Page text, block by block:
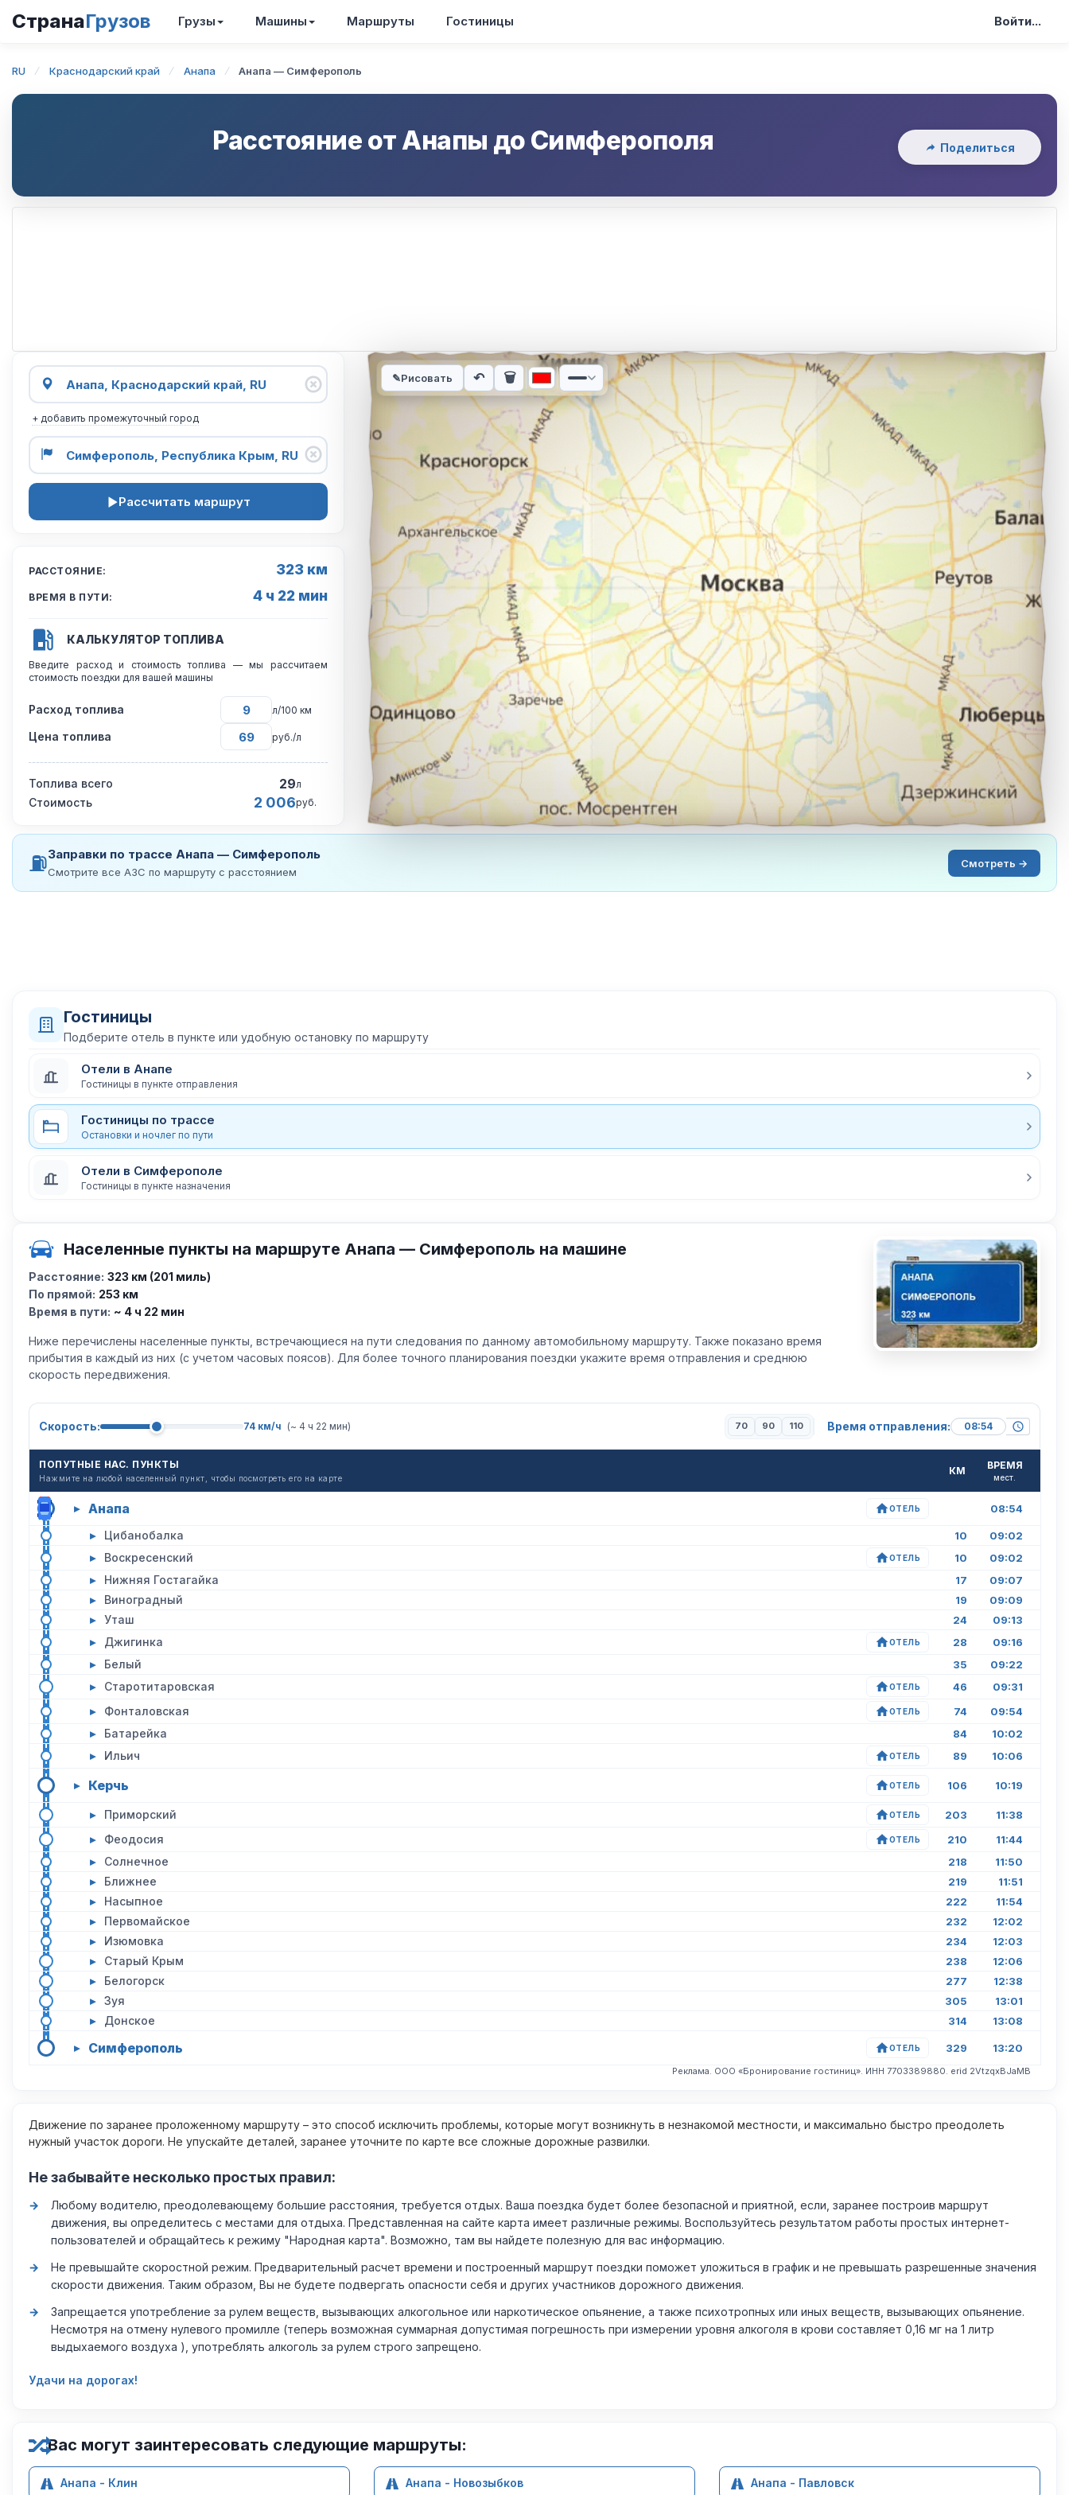
СтранаГрузов Грузы Машины Маршруты Гостиницы Войти...
RU Краснодарский край Анапа Анапа — Симферополь
Расстояние отАнапы до Симферополя Поделиться
+ добавить промежуточный город
Рассчитать маршрут
РАССТОЯНИЕ: 323 км
ВРЕМЯ В ПУТИ: 4 ч 22 мин
КАЛЬКУЛЯТОР ТОПЛИВА
Введите расход и стоимость топлива — мы рассчитаем
стоимость поездки для вашей машины
Расход топлива л/100 км
Цена топлива руб./л
Топлива всего 29л
Стоимость 2 006руб.
Интерактивная карта автомобильного маршрута из города Анапа в город Симферополь.
✎Рисовать ↶ 🗑
⛽Заправки по трассе Анапа — Симферополь
Смотрите все АЗС по маршруту с расстоянием
Смотреть →
Гостиницы
Подберите отель в пункте или удобную остановку по маршруту
Отели в Анапе
Гостиницы в пункте отправления
Гостиницы по трассе
Остановки и ночлег по пути
Отели в Симферополе
Гостиницы в пункте назначения
Населенные пункты на маршруте Анапа — Симферополь на машине
Расстояние: 323 км (201 миль)
По прямой: 253 км
Время в пути: ~ 4 ч 22 мин
Ниже перечислены населенные пункты, встречающиеся на пути следования по данному автомобильному маршруту. Также показано время
прибытия в каждый из них (с учетом часовых поясов). Для более точного планирования поездки укажите время отправления и среднюю
скорость передвижения.
Скорость: 74 км/ч (~ 4 ч 22 мин) 70 90 110 Время отправления:
ПОПУТНЫЕ НАС. ПУНКТЫ
Нажмите на любой населенный пункт, чтобы посмотреть его на карте
КМ ВРЕМЯ
мест.
▸ Анапа ОТЕЛЬ 08:54
▸ Цибанобалка 10 09:02
▸ Воскресенский ОТЕЛЬ 10 09:02
▸ Нижняя Гостагайка 17 09:07
▸ Виноградный 19 09:09
▸ Уташ 24 09:13
▸ Джигинка ОТЕЛЬ 28 09:16
▸ Белый 35 09:22
▸ Старотитаровская ОТЕЛЬ 46 09:31
▸ Фонталовская ОТЕЛЬ 74 09:54
▸ Батарейка 84 10:02
▸ Ильич ОТЕЛЬ 89 10:06
▸ Керчь ОТЕЛЬ 106 10:19
▸ Приморский ОТЕЛЬ 203 11:38
▸ Феодосия ОТЕЛЬ 210 11:44
▸ Солнечное 218 11:50
▸ Ближнее 219 11:51
▸ Насыпное 222 11:54
▸ Первомайское 232 12:02
▸ Изюмовка 234 12:03
▸ Старый Крым 238 12:06
▸ Белогорск 277 12:38
▸ Зуя 305 13:01
▸ Донское 314 13:08
▸ Симферополь ОТЕЛЬ 329 13:20
Реклама. ООО «Бронирование гостиниц». ИНН 7703389880. erid 2VtzqxBJaMB
Движение по заранее проложенному маршруту – это способ исключить проблемы, которые могут возникнуть в незнакомой местности, и максимально быстро преодолеть
нужный участок дороги. Не упускайте деталей, заранее уточните по карте все сложные дорожные развилки.
Не забывайте несколько простых правил:
Любому водителю, преодолевающему большие расстояния, требуется отдых. Ваша поездка будет более безопасной и приятной, если, заранее построив маршрут
движения, вы определитесь с местами для отдыха. Представленная на сайте карта имеет различные режимы. Воспользуйтесь результатом работы простых интернет-
пользователей и обращайтесь к режиму "Народная карта". Возможно, там вы найдете полезную для вас информацию.
Не превышайте скоростной режим. Предварительный расчет времени и построенный маршрут поездки поможет уложиться в график и не превышать разрешенные значения
скорости движения. Таким образом, Вы не будете подвергать опасности себя и других участников дорожного движения.
Запрещается употребление за рулем веществ, вызывающих алкогольное или наркотическое опьянение, а также психотропных или иных веществ, вызывающих опьянение.
Несмотря на отмену нулевого промилле (теперь возможная суммарная допустимая погрешность при измерении уровня алкоголя в крови составляет 0,16 мг на 1 литр
выдыхаемого воздуха ), употреблять алкоголь за рулем строго запрещено.
Удачи на дорогах!
Вас могут заинтересовать следующие маршруты:
Анапа - Клин Анапа - Новозыбков Анапа - Павловск